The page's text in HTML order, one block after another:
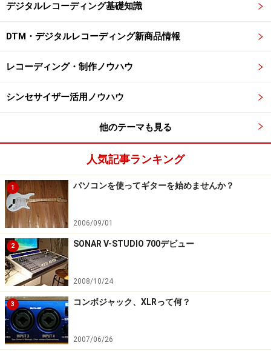
デジタルレコーディング基礎知識
DTM・デジタルレコーディング新商品情報
レコーディング・制作ノウハウ
シンセサイザー活用ノウハウ
他のテーマも見る
人気記事ランキング
1 パソコンを使ってギターを始めませんか？
2006/09/01
2 SONAR V-STUDIO 700デビュー
2008/10/24
3 コンボジャック、XLRって何？
2007/06/26